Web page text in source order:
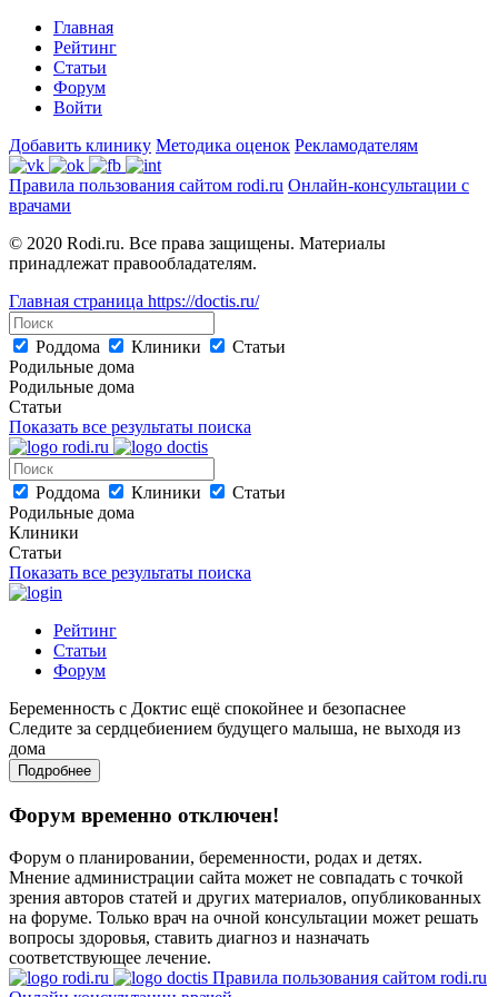
Главная
Рейтинг
Статьи
Форум
Войти
Добавить клинику Методика оценок Рекламодателям
Правила пользования сайтом rodi.ru Онлайн-консультации с
врачами
© 2020 Rodi.ru. Все права защищены. Материалы
принадлежат правообладателям.
Главная страница https://doctis.ru/
Роддома Клиники
Статьи
Родильные дома
Родильные дома
Статьи
Показать все результаты поиска
Роддома Клиники
Статьи
Родильные дома
Клиники
Статьи
Показать все результаты поиска
Рейтинг
Статьи
Форум
Беременность с Доктис ещё спокойнее и безопаснее
Следите за сердцебиением будущего малыша, не выходя из
дома
Подробнее
Форум временно отключен!
Форум о планировании, беременности, родах и детях.
Мнение администрации сайта может не совпадать с точкой
зрения авторов статей и других материалов, опубликованных
на форуме. Только врач на очной консультации может решать
вопросы здоровья, ставить диагноз и назначать
соответствующее лечение.
Правила пользования сайтом rodi.ru